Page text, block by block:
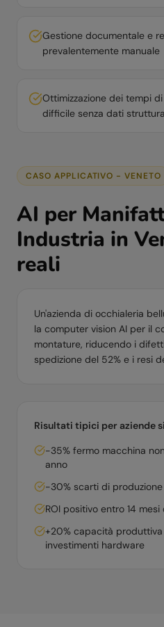
Gestione documentale e
prevalentemente manuale
Ottimizzazione dei tempi
difficile senza dati
CASO APPLICATIVO -VENETO
AI per
Industria in
reali
Un'azienda di occhialeria
la computer vision AI per il
montature, riducendo i
spedizione del 52% e i resi
Risultati tipici per aziende
-35% fermo macchina
anno
-30% scarti di
ROI positivo entro 14
+20% capacità
investimenti hardware